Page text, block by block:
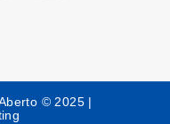
© 2025 |